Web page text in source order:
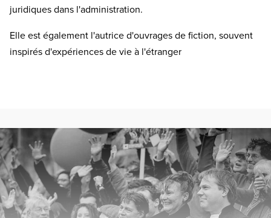
juridiques dans l'administration.
Elle est également l'autrice d'ouvrages de fiction, souvent
inspirés d'expériences de vie à l'étranger